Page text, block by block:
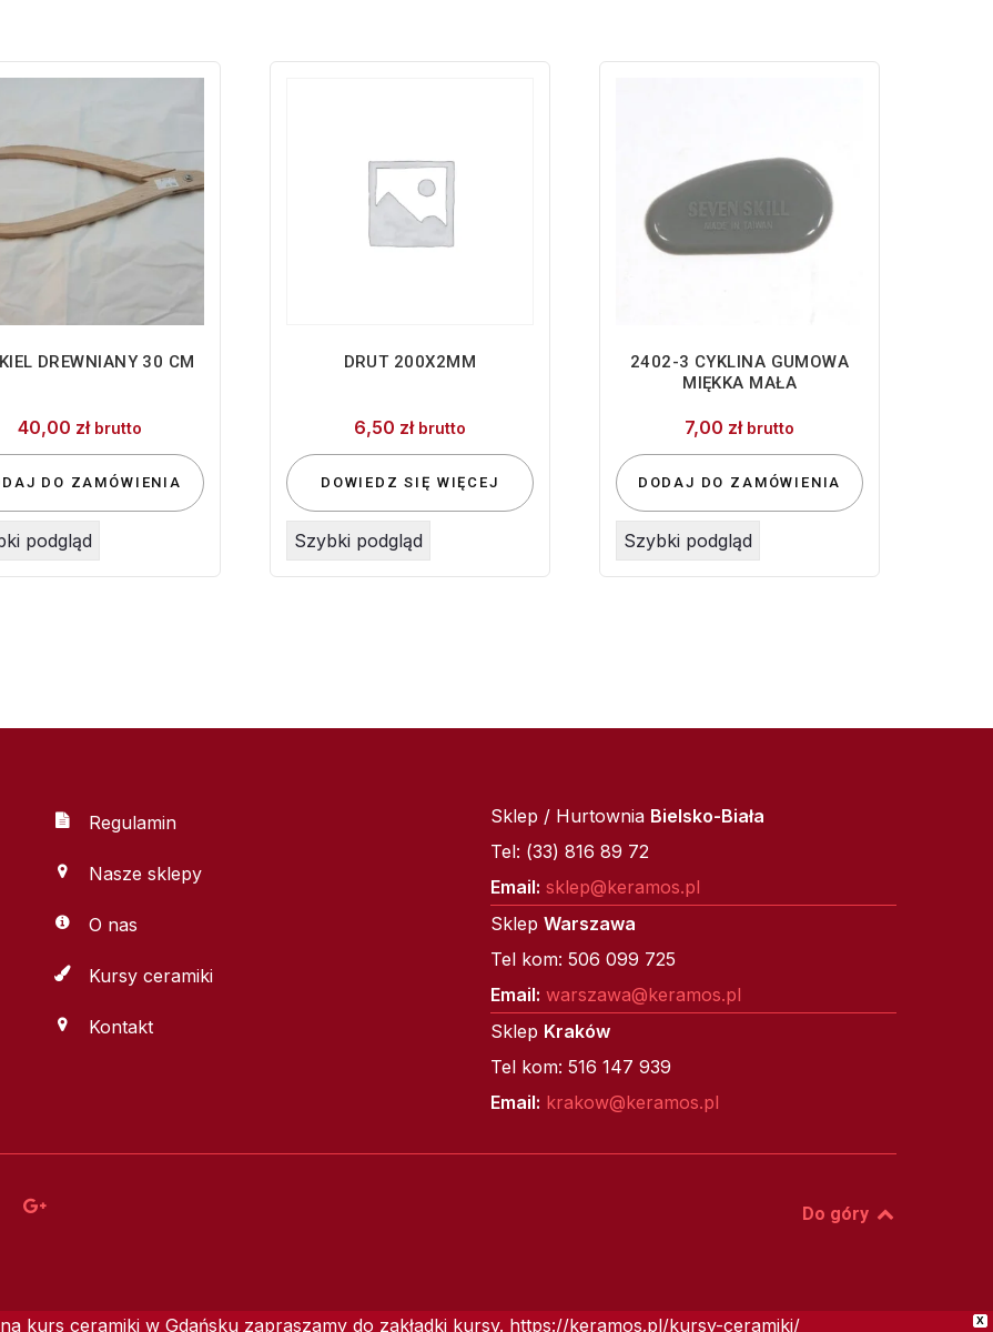
DREWNIANY 30 CM
40,00 zł brutto
DO ZAMÓWIENIA
podgląd
DRUT 200X2MM
6,50 zł brutto
DOWIEDZ SIĘ WIĘCEJ
Szybki podgląd
2402-3 CYKLINA GUMOWA
MIĘKKA MAŁA
7,00 zł brutto
DODAJ DO ZAMÓWIENIA
Szybki podgląd
Regulamin
Nasze sklepy
O nas
Kursy ceramiki
Kontakt
Sklep / Hurtownia Bielsko-Biała
Tel: (33) 816 89 72
Email: sklep@keramos.pl
Sklep Warszawa
Tel kom: 506 099 725
Email: warszawa@keramos.pl
Sklep Kraków
Tel kom: 516 147 939
Email: krakow@keramos.pl
Do góry
X
kurs ceramiki w Gdańsku zapraszamy do zakładki kursy. https://keramos.pl/kursy-ceramiki/